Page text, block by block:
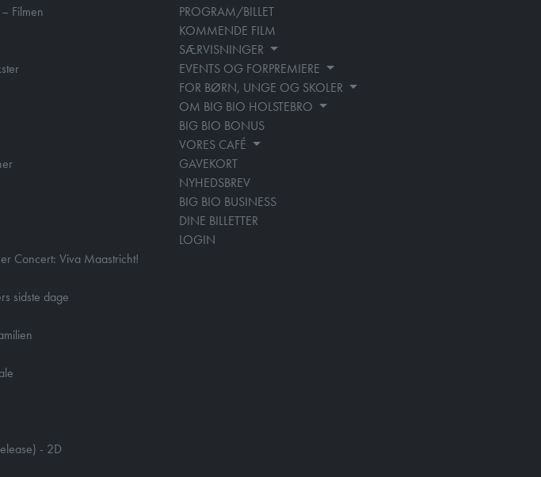
Filmen
Concert: Viva Maastricht!
sidste dage
- 2D
PROGRAM/BILLET
KOMMENDE FILM
SÆRVISNINGER
EVENTS OG FORPREMIERE
FOR BØRN, UNGE OG SKOLER
OM BIG BIO HOLSTEBRO
BIG BIO BONUS
VORES CAFÉ
GAVEKORT
NYHEDSBREV
BIG BIO BUSINESS
DINE BILLETTER
LOGIN